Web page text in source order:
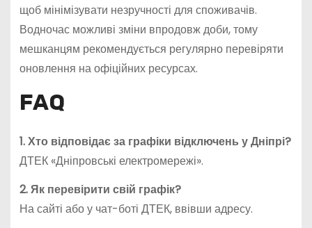
щоб мінімізувати незручності для споживачів.
Водночас можливі зміни впродовж доби, тому
мешканцям рекомендується регулярно перевіряти
оновлення на офіційних ресурсах.
FAQ
1. Хто відповідає за графіки відключень у Дніпрі?
ДТЕК «Дніпровські електромережі».
2. Як перевірити свій графік?
На сайті або у чат-боті ДТЕК, ввівши адресу.